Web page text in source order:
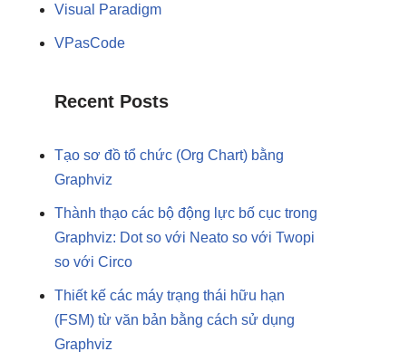
Visual Paradigm
VPasCode
Recent Posts
Tạo sơ đồ tổ chức (Org Chart) bằng
Graphviz
Thành thạo các bộ động lực bố cục trong
Graphviz: Dot so với Neato so với Twopi
so với Circo
Thiết kế các máy trạng thái hữu hạn
(FSM) từ văn bản bằng cách sử dụng
Graphviz